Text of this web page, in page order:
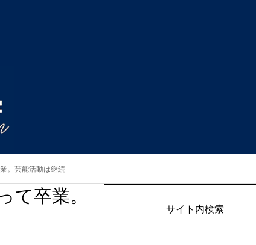
。芸能活動は継続
て卒業。
サイト内検索